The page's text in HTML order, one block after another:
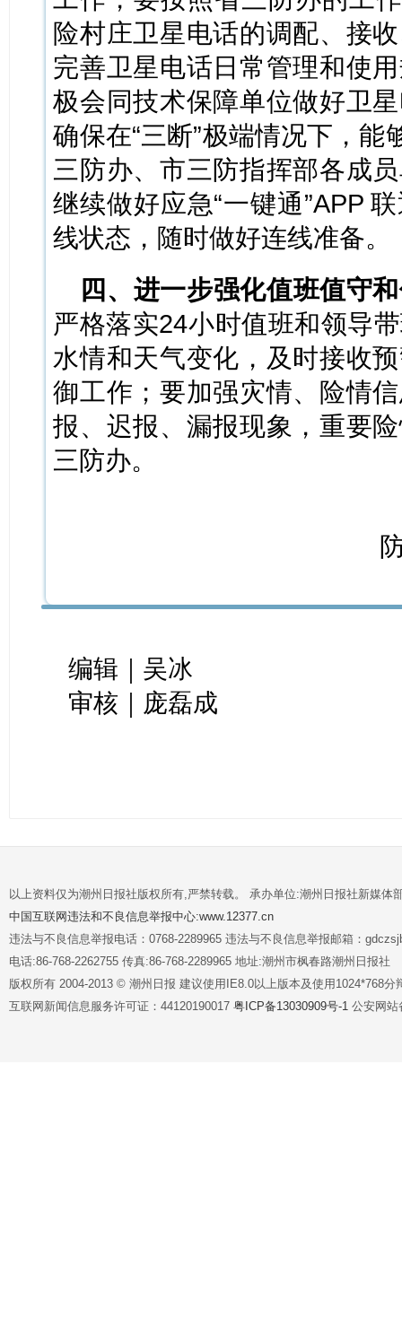
险村庄卫星电话的调配、接
完善卫星电话日常管理和使
极会同技术保障单位做好卫
确保在“三断”极端情况下，能
三防办、市三防指挥部各成
继续做好应急“一键通”APP
线状态，随时做好连线准备。
四、进一步强化值班值守
严格落实24小时值班和领导
水情和天气变化，及时接收
御工作；要加强灾情、险情
报、迟报、漏报现象，重要
三防办。
编辑｜吴冰
审核｜庞磊成
以上资料仅为潮州日报社版权所有,严禁转载。 承办单位:潮州日报社新媒体
中国互联网违法和不良信息举报中心:www.12377.cn
违法与不良信息举报电话：0768-2289965 违法与不良信息举报邮箱：
电话:86-768-2262755 传真:86-768-2289965 地址:潮州市枫春路潮州日报社
版权所有 2004-2013 © 潮州日报 建议使用IE8.0以上版本及使用1024*768分
互联网新闻信息服务许可证：44120190017 粤ICP备13030909号-1 公安网站